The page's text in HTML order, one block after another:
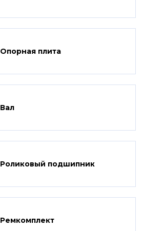
Опорная плита
Вал
Роликовый подшипник
Ремкомплект